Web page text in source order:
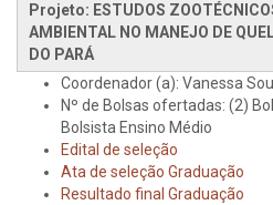
Projeto: ESTUDOS
AMBIENTAL NO MANEJO DE
DO PARÁ
Coordenador (a): Vanessa
Nº de Bolsas ofertadas: (2)
Bolsista Ensino Médio
Edital de seleção
Ata de seleção Graduação
Resultado final Graduação